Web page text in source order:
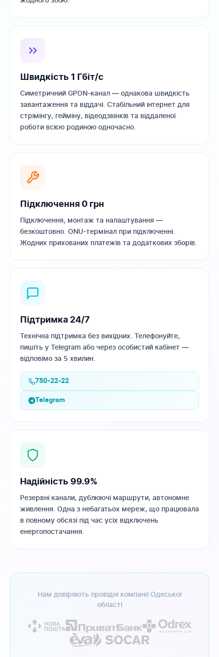
Швидкість 1 Гбіт/с
Симетричний GPON-канал — однакова швидкість
завантаження та віддачі. Стабільний інтернет для
стрімінгу, гейміну, відеодзвінків та віддаленої
роботи всією родиною одночасно.
Підключення 0 грн
Підключення, монтаж та налаштування —
безкоштовно. ONU-термінал при підключенні.
Жодних прихованих платежів та додаткових зборів.
Підтримка 24/7
Технічна підтримка без вихідних. Телефонуйте,
пишіть у Telegram або через особистий кабінет —
відповімо за 5 хвилин.
750-22-22
Telegram
Надійність 99.9%
Резервні канали, дублюючі маршрути, автономне
живлення. Одна з небагатьох мереж, що працювала
в повному обсязі під час усіх відключень
енергопостачання.
Нам довіряють провідні компанії Одеської
області